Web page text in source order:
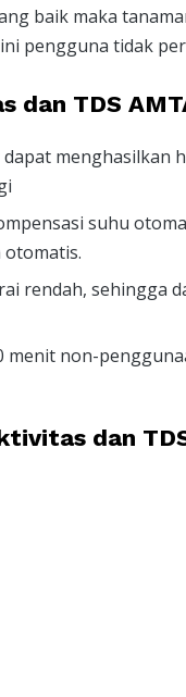
baik maka
pengguna tidak
TDS
menghasilkan
suhu
rendah, sehingga
menit non-
dan